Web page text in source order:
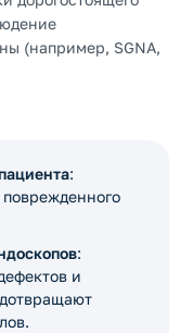
(например, SGNA,
:
:
и